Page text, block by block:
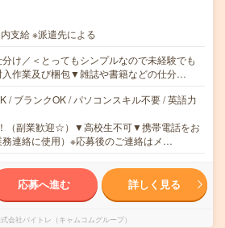
支給 ※派遣先による
け／＜とってもシンプルなので未経験でも
作業及び梱包▼雑誌や書籍などの仕分…
/ ブランクOK / パソコンスキル不要 / 英語力
（副業歓迎☆）▼高校生不可▼携帯電話をお
連絡に使用）※応募後のご連絡はメ…
応募へ進む 詳しく見る
会社バイトレ（キャムコムグループ）